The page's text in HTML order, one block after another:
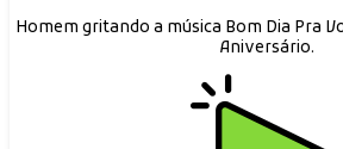
Homem gritando a música Bom Dia Pra
Aniversário.